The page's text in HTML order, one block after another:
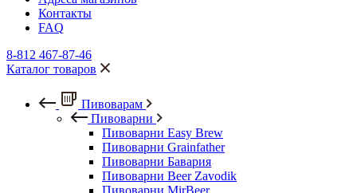
Контакты
FAQ
8-812 467-87-46
Каталог товаров
Пивоварам
Пивоварни
Пивоварни Easy Brew
Пивоварни Grainfather
Пивоварни Бавария
Пивоварни Beer Zavodik
Пивоварни MirBeer